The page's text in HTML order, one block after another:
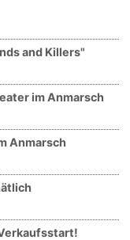
and Killers"
im Anmarsch
Anmarsch